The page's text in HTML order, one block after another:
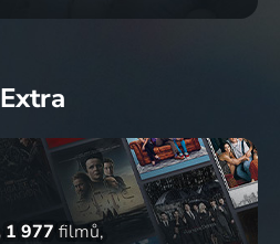
Extra
1 977 filmů